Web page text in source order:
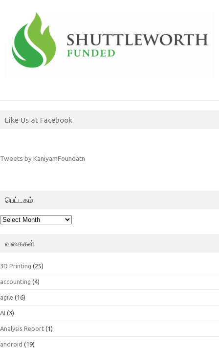
Like Us at Facebook
Tweets by KaniyamFoundatn
பெட்டகம்
பெட்டகம்
வகைகள்
3D Printing (25)
accounting (4)
agile (16)
AI (3)
Analysis Report (1)
android (19)